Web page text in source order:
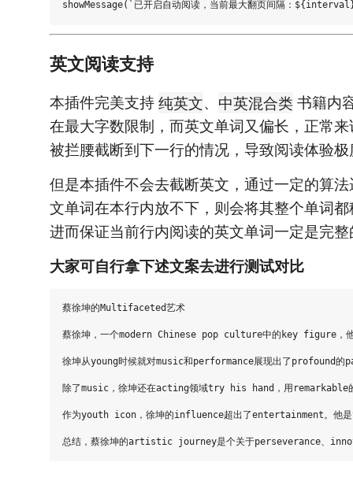
英文阅读支持
本插件完美支持 纯英文、 中英混合类 书籍内
在最大字数限制，而英文单词又偏长，正常
被拦腰截断到下一行的情况，导致阅读体验
但是本插件不会去截断英文，通过一定的算
文单词在本行内放不下，则会将其整个单词
进而保证当前行内阅读的英文单词一定是完
大家可自行拿下述文案去进行测试对比
蔡徐坤的Multifaceted艺术
蔡徐坤，一个modern Chinese pop culture中的key figure
徐坤从young时候就对music和performance展现出了
除了music，徐坤还在acting领域try his hand，用
作为youth icon，徐坤的influence超出了entertainment。